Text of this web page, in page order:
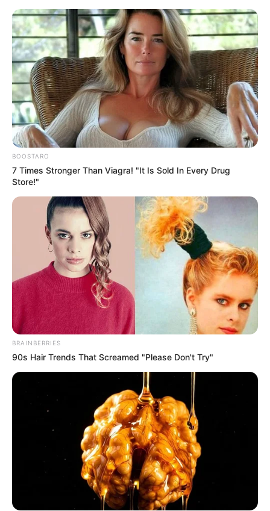
au
contenuLE MEILLEUR PRONOSTIC
La Base du QUINTÉ au Special Tocard du PMU
Menu
GRAND STEEPLE-CHASE DE DEAUVILLE
QUINTE 19-08-2024
Pronostic Quinté+ PMU du 19 Août 2024 à
CLAIREFONTAINE GRAND STEEPLE-CHASE DE
BOOSTARO
7 Times Stronger Than Viagra! "It Is Sold In Every Drug
Store!"
BRAINBERRIES
90s Hair Trends That Screamed "Please Don't Try"